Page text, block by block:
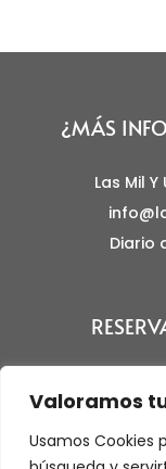
Valoramos
Usamos Cookies
¿MÁS
Las Mil
Diario